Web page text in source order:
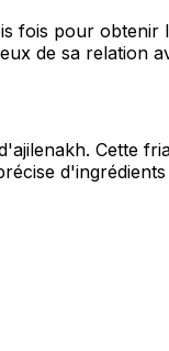
fois pour
de sa relation
Cette
d'ingrédients